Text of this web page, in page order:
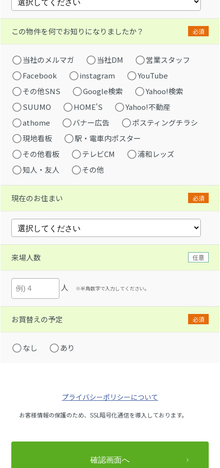
この物件を何でお知りになりましたか？ 必須
当社のメルマガ 当社DM
営業スタッフ
Facebook
instagram
YouTube
その他SNS
Google検索
Yahoo!検索
SUUMO
HOME'S
Yahoo!不動産
athome
バナー広告
ポスティングチラシ
現地看板
駅・電車内ポスター
その他看板
テレビCM
浦和レッズ
知人・友人
その他
現在のお住まい 必須
来場人数 任意
人 ※半角数字で入力してください。
お買替えの予定 必須
なし あり
プライバシーポリシーについて
お客様情報の保護のため、SSL暗号化通信を導入しております。